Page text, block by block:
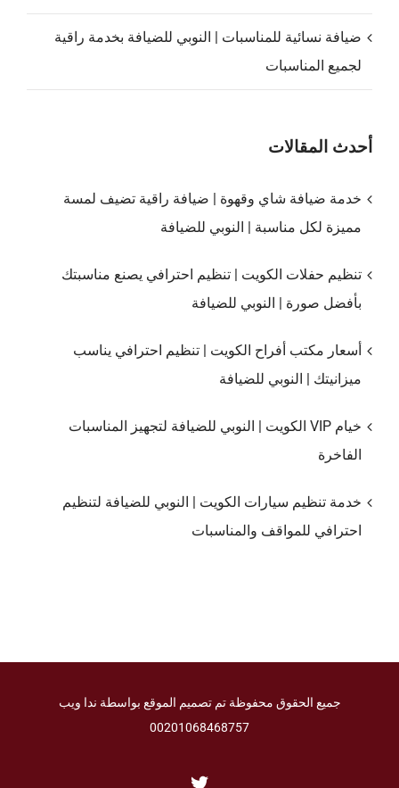
ضيافة نسائية للمناسبات | النوبي للضيافة بخدمة راقية
لجميع المناسبات
أحدث المقالات
خدمة ضيافة شاي وقهوة | ضيافة راقية تضيف لمسة
مميزة لكل مناسبة | النوبي للضيافة
تنظيم حفلات الكويت | تنظيم احترافي يصنع مناسبتك
بأفضل صورة | النوبي للضيافة
أسعار مكتب أفراح الكويت | تنظيم احترافي يناسب
ميزانيتك | النوبي للضيافة
خيام VIP الكويت | النوبي للضيافة لتجهيز المناسبات
الفاخرة
خدمة تنظيم سيارات الكويت | النوبي للضيافة لتنظيم
احترافي للمواقف والمناسبات
جميع الحقوق محفوظة تم تصميم الموقع بواسطة ندا ويب
00201068468757